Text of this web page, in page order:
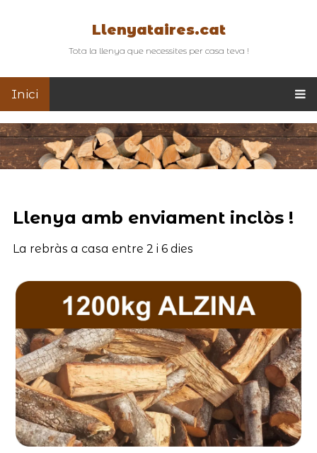
Llenyataires.cat
Tota la llenya que necessites per casa teva !
Inici
Llenya amb enviament inclòs !
La rebràs a casa entre 2 i 6 dies